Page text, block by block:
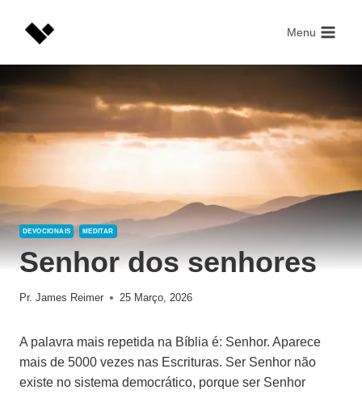
Menu
DEVOCIONAIS MEDITAR
Senhor dos senhores
Pr. James Reimer 25 Março, 2026
A palavra mais repetida na Bíblia é: Senhor. Aparece
mais de 5000 vezes nas Escrituras. Ser Senhor não
existe no sistema democrático, porque ser Senhor